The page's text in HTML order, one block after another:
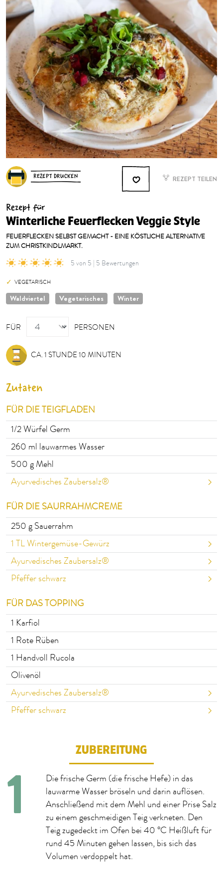
REZEPT DRUCKEN REZEPT TEILEN
Rezept für
Winterliche Feuerflecken Veggie Style
FEUERFLECKEN SELBST GEMACHT - EINE KÖSTLICHE ALTERNATIVE
ZUM CHRISTKINDLMARKT.
5 von 5 | 5 Bewertungen
VEGETARISCH
Waldviertel Vegetarisches Winter
FÜR
PERSONEN
PERSONEN
CA. 1 STUNDE 10 MINUTEN
Zutaten
FÜR DIE TEIGFLADEN
1/2Würfel Germ
260 ml lauwarmes Wasser
500 g Mehl
Ayurvedisches Zaubersalz®
FÜR DIE SAURRAHMCREME
250 g Sauerrahm
1 TL Wintergemüse-Gewürz
Ayurvedisches Zaubersalz®
Pfeffer schwarz
FÜR DAS TOPPING
1 Karfiol
1 Rote Rüben
1 Handvoll Rucola
Olivenöl
Ayurvedisches Zaubersalz®
Pfeffer schwarz
ZUBEREITUNG
Die frische Germ (die frische Hefe) in das
lauwarme Wasser bröseln und darin auflösen.
Anschließend mit dem Mehl und einer Prise Salz
zu einem geschmeidigen Teig verkneten. Den
Teig zugedeckt im Ofen bei 40 °C Heißluft für
rund 45 Minuten gehen lassen, bis sich das
Volumen verdoppelt hat.